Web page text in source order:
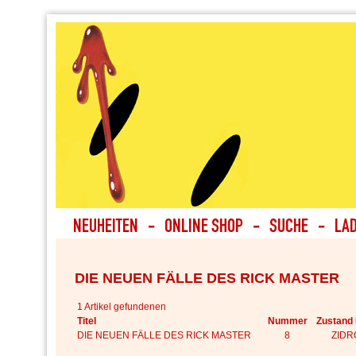
DIE NEUEN FÄLLE DES RICK MASTER
1 Artikel gefundenen
Titel
Nummer
Zustand
DIE NEUEN FÄLLE DES RICK MASTER
8